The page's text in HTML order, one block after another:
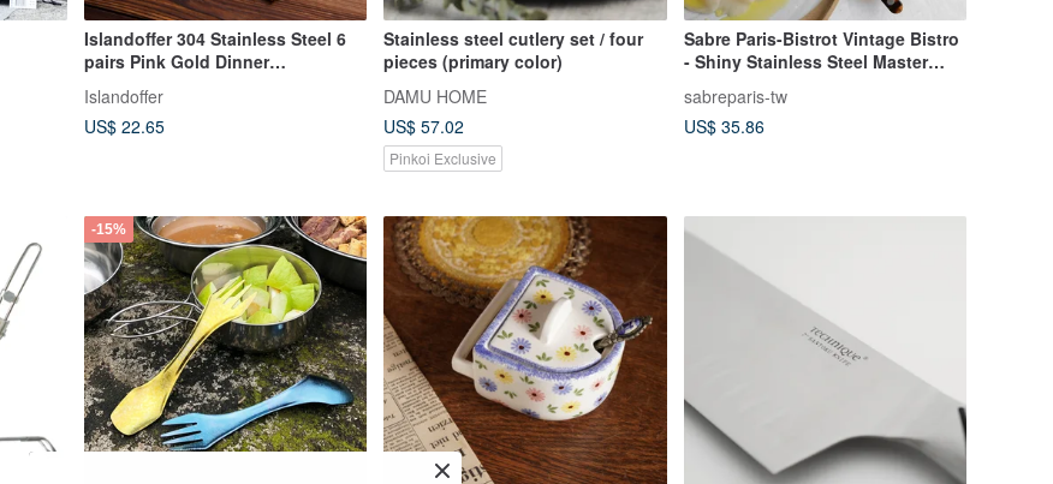
Islandoffer 304 Stainless Steel 6
pairs Pink Gold Dinner
Chopsticks
Islandoffer
US$ 22.65
Stainless steel cutlery set / four
pieces (primary color)
DAMU HOME
US$ 57.02
Pinkoi Exclusive
Sabre Paris-Bistrot Vintage Bistro
- Shiny Stainless Steel Master
Knife - Tortoiseshell
sabreparis-tw
US$ 35.86
-15%